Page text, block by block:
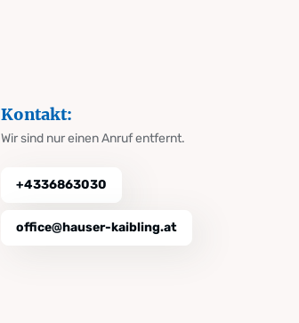
Kontakt:
Wir sind nur einen Anruf entfernt.
+4336863030
office@hauser-kaibling.at